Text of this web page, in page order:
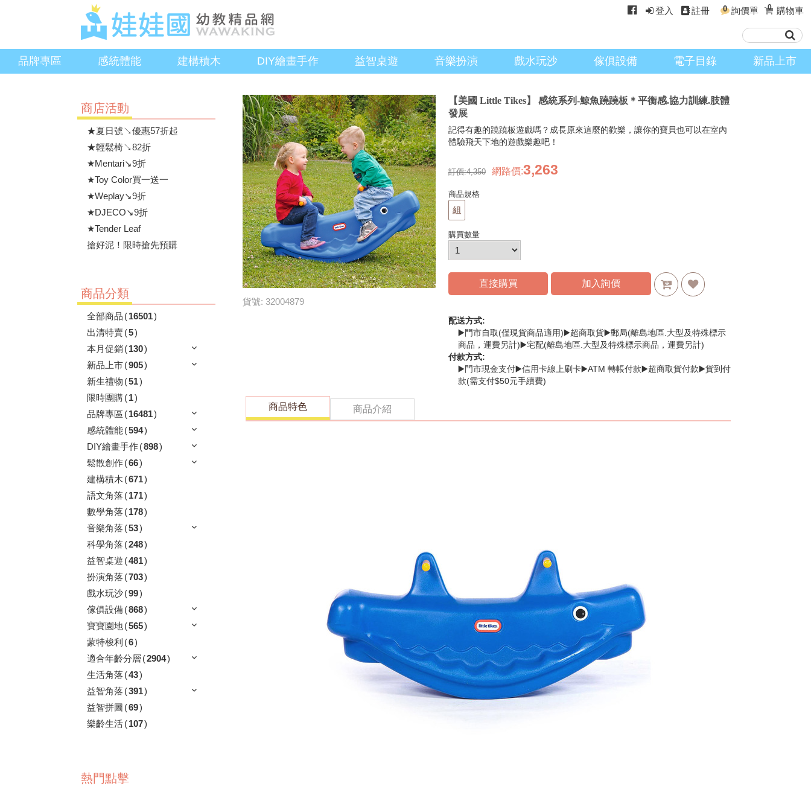
登入 註冊 0 詢價單 0 購物車
品牌專區 感統體能 建構積木 DIY繪畫手作 益智桌遊 音樂扮演 戲水玩沙 傢俱設備 電子目錄 新品上市
商店活動
★夏日號↘優惠57折起
★輕鬆椅↘82折
★Mentari↘9折
★Toy Color買一送一
★Weplay↘9折
★DJECO↘9折
★Tender Leaf
搶好泥！限時搶先預購
商品分類
全部商品 (16501)
出清特賣(5)
本月促銷(130)
新品上市(905)
新生禮物 (51)
限時團購(1)
品牌專區 (16481)
感統體能(594)
DIY繪畫手作(898)
鬆散創作(66)
建構積木 (671)
語文角落 (171)
數學角落 (178)
音樂角落 (53)
科學角落 (248)
益智桌遊 (481)
扮演角落 (703)
戲水玩沙(99)
傢俱設備(868)
寶寶園地(565)
蒙特梭利 (6)
適合年齡分層 (2904)
生活角落 (43)
益智角落 (391)
益智拼圖 (69)
樂齡生活(107)
熱門點擊
貨號: 32004879
【美國 Little Tikes】 感統系列-鯨魚蹺蹺板＊平衡感.協力訓練.肢體
發展
記得有趣的蹺蹺板遊戲嗎？成長原來這麼的歡樂，讓你的寶貝也可以在室內
體驗飛天下地的遊戲樂趣吧！
訂價:4,350 網路價:3,263
商品規格
組
購買數量
直接購買 加入詢價
配送方式:
▶️門市自取(僅現貨商品適用)▶️超商取貨▶️郵局(離島地區.大型及特殊標示
商品，運費另計)▶️宅配(離島地區.大型及特殊標示商品，運費另計)
付款方式:
▶️門市現金支付▶️信用卡線上刷卡▶️ATM 轉帳付款▶️超商取貨付款▶️貨到付
款(需支付$50元手續費)
商品特色 商品介紹